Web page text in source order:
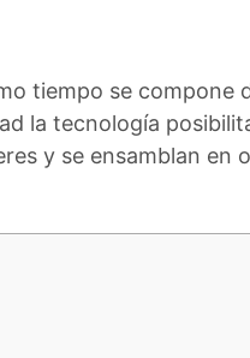
tiempo se compone
la tecnología
y se ensamblan en